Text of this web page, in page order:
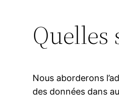
Quelles
Nous aborderons
des données dans